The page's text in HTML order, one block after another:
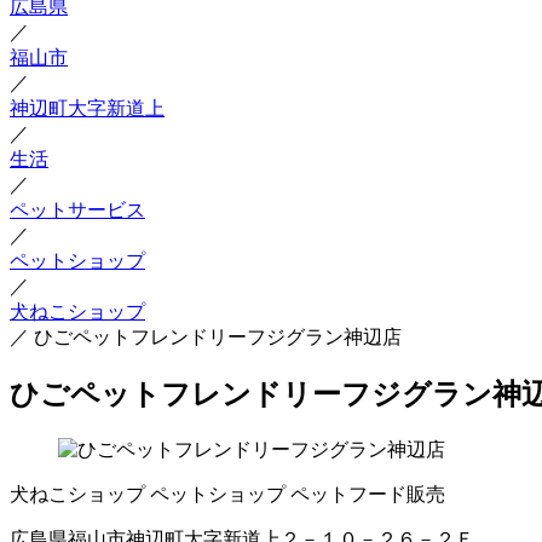
広島県
／
福山市
／
神辺町大字新道上
／
生活
／
ペットサービス
／
ペットショップ
／
犬ねこショップ
／ ひごペットフレンドリーフジグラン神辺店
ひごペットフレンドリーフジグラン神
犬ねこショップ ペットショップ ペットフード販売